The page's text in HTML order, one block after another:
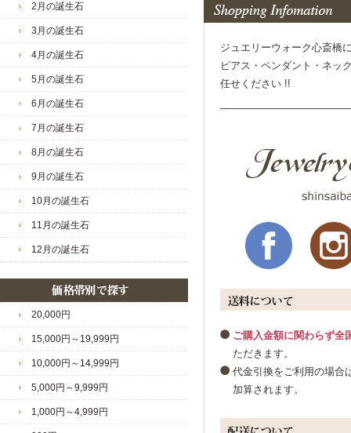
2023/7/25
・純金
エレガ
2023/7/18
・本店
戦」
2023/7/11
2023/6/27
・純
7.1g」
・敬老
メギ
2023/6/13
・誰
2023/6/6
・最
ス
い！
2023/5/16
ペーン
2023/5/2
2023/4/25
お店からのコメント
まゅ様
レビューのご投稿も感謝申
重ねてお礼申し上げます
多くの場面でたくさん身
まゅ様のまたのご利用ス
今後とも宜しくお願い致し
ジュエリーウォーク心斎橋
ジュエリーウォーク心斎橋
ピアス・ペンダント・ネッ
任せください !!
ご購入金額に関わらず全
ただきます。
代金引換をご利用の場合
加算されます。
2月の誕生石
3月の誕生石
4月の誕生石
5月の誕生石
6月の誕生石
7月の誕生石
8月の誕生石
9月の誕生石
10月の誕生石
11月の誕生石
12月の誕生石
20,000円
15,000円～19,999円
10,000円～14,999円
5,000円～9,999円
1,000円～4,999円